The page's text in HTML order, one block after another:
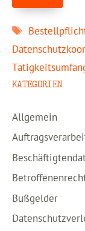
KATEGORIEN
Allgemein
Bußgelder